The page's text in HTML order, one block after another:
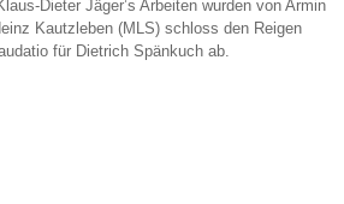
Dieter Jäger’s Arbeiten wurden von Armin
Kautzleben (MLS) schloss den Reigen
für Dietrich Spänkuch ab.